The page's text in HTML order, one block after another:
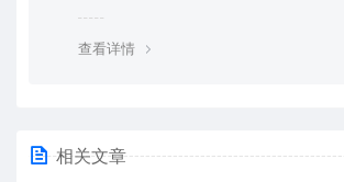
查看详情
相关文章